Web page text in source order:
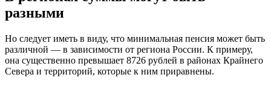
разными
Но следует иметь в виду, что минимальная пенсия может быть
различной — в зависимости от региона России. К примеру,
она существенно превышает 8726 рублей в районах Крайнего
Севера и территорий, которые к ним приравнены.